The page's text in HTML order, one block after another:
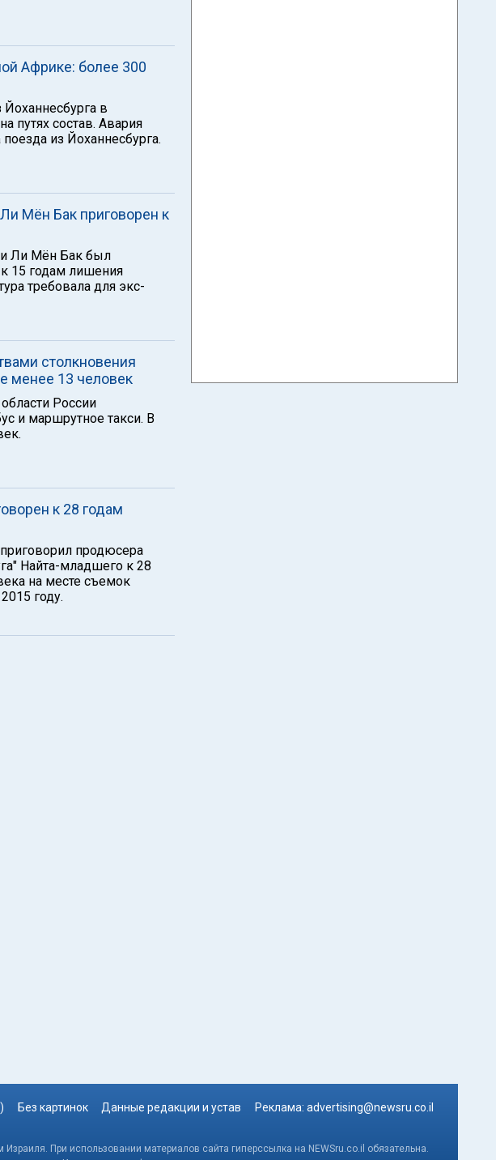
Африке: более 300
в
путях состав. Авария
из Йоханнесбурга.
Мён Бак приговорен к
Ли Мён Бак был
15 годам лишения
требовала для экс-
столкновения
менее 13 человек
России
и маршрутное такси. В
к 28 годам
продюсера
Найта-младшего к 28
на месте съемок
году.
Без картинок Данные редакции и устав Реклама: advertising@newsru.co.il
При использовании материалов сайта гиперссылка на NEWSru.co.il обязательна.